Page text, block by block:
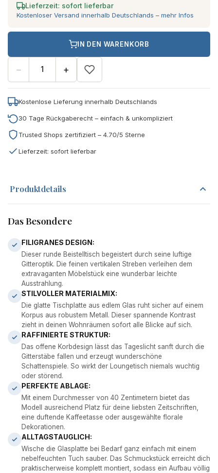
Lieferzeit: sofort lieferbar
Kostenloser Versand innerhalb Deutschlands – mehr Infos
− +
IN DEN WARENKORB
Kostenlose Lieferung innerhalb Deutschlands
30 Tage Rückgaberecht – einfach & unkompliziert
Trusted Shops zertifiziert – 4.70/5 Sterne
Lieferzeit: sofort lieferbar
Produktdetails
Das Besondere
FILIGRANES DESIGN:
Dieser runde Beistelltisch begeistert durch seine luftige
Gitteroptik. Die feinen vertikalen Streben verleihen dem
extravaganten Möbelstück eine wunderbar leichte
Ausstrahlung.
STILVOLLER MATERIALMIX:
Die glatte Tischplatte aus edlem Glas ruht sicher auf einem
Korpus aus robustem Metall. Dieser spannende Kontrast
zieht in deinen Wohnräumen sofort alle Blicke auf sich.
RAFFINIERTE STRUKTUR:
Das offene Korbdesign lässt das Tageslicht sanft durch die
Gitterstäbe fallen und erzeugt wunderschöne
Schattenspiele. So wirkt der Loungetisch niemals wuchtig
oder störend.
PERFEKTE ABLAGE:
Mit einem Durchmesser von 40 Zentimetern bietet das
Modell ausreichend Platz für deine liebsten Zeitschriften,
eine duftende Kaffeetasse oder ausgewählte florale
Dekorationen.
ALLTAGSTAUGLICH:
Wische die Glasplatte bei Bedarf ganz einfach mit einem
nebelfeuchten Tuch sauber. Das Schmuckstück erreicht dich
praktischerweise komplett montiert, sodass ein Aufbau völlig